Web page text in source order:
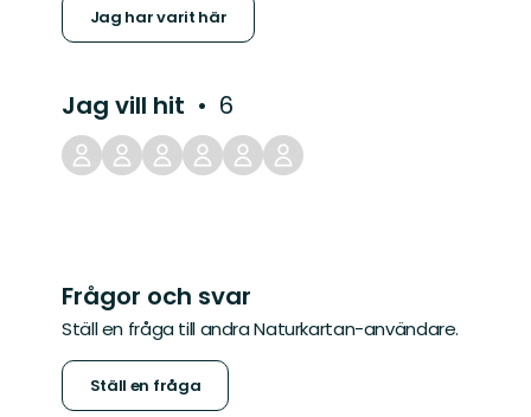
Jag har varit här
Jag vill hit 6
Frågor och svar
Ställ en fråga till andra Naturkartan-användare.
Ställ en fråga